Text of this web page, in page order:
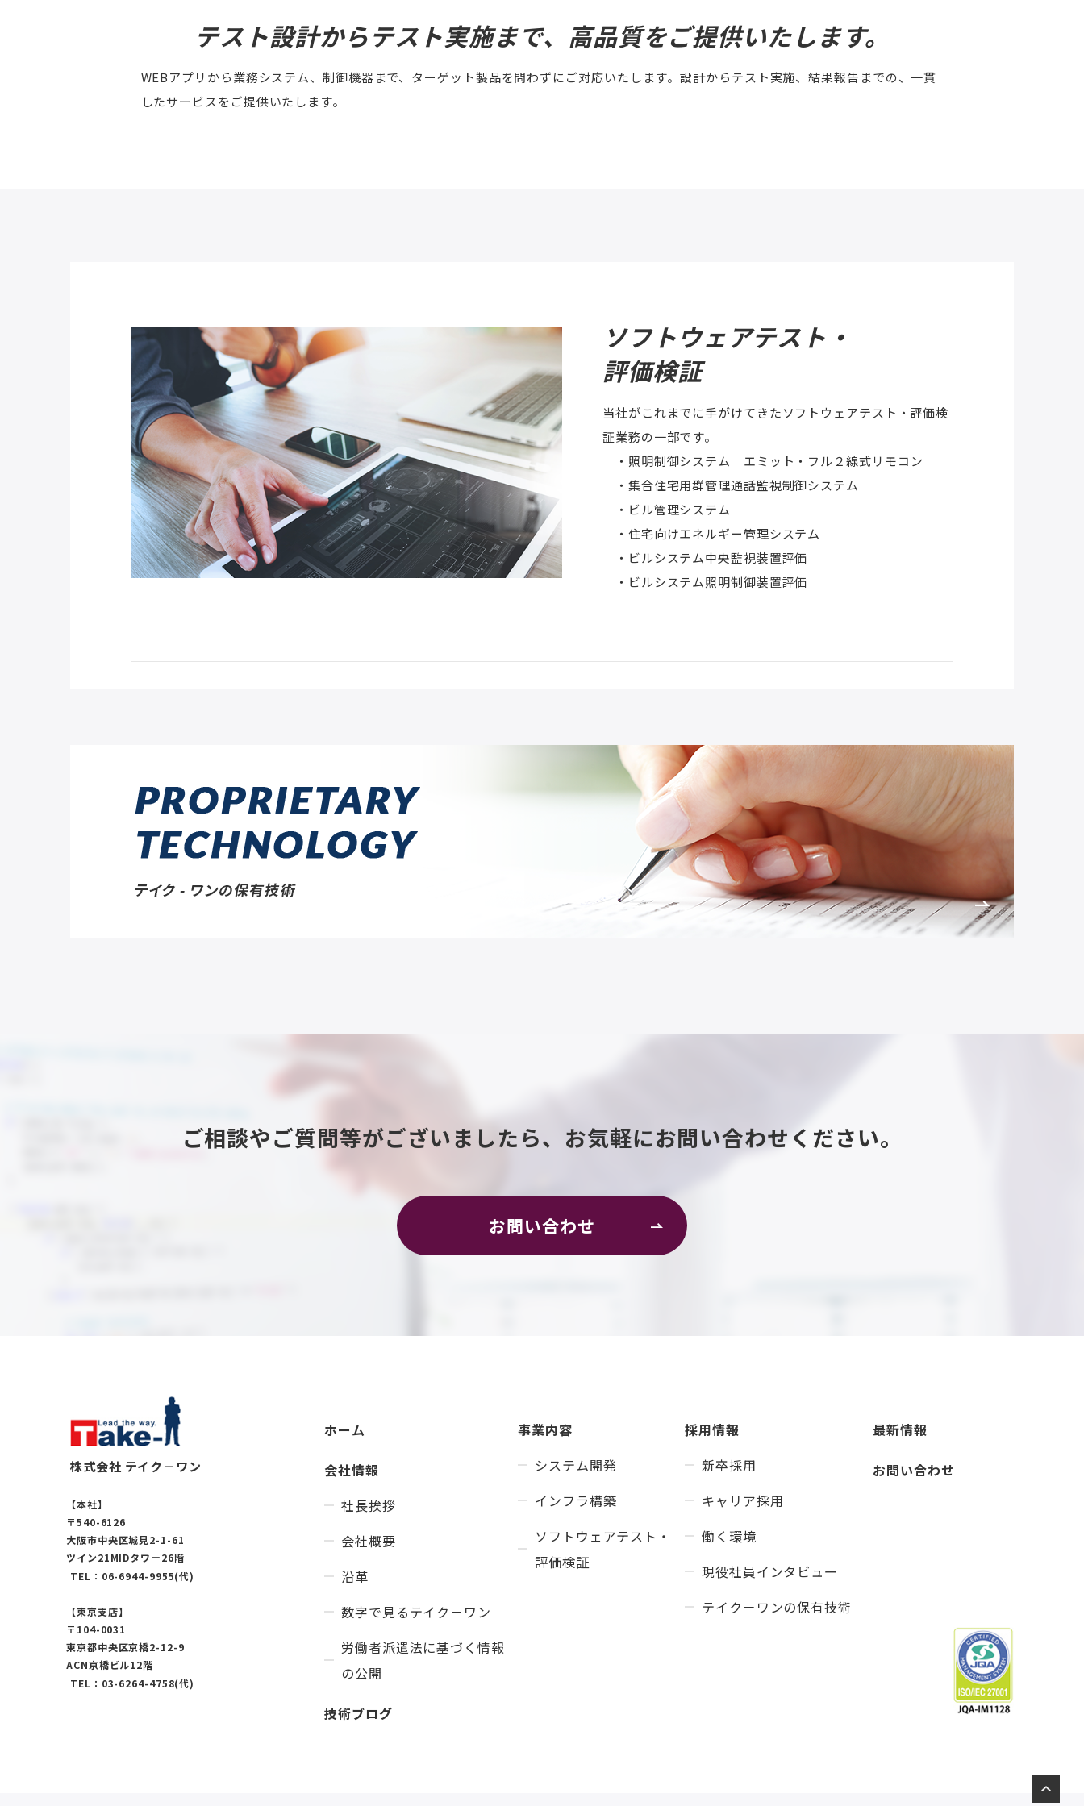
テスト設計からテスト実施まで、 高品質をご提供いたします。
WEBアプリから業務システム、制御機器まで、ターゲット製品を問わずにご対応いたします。設計からテスト実施、結果報告までの、一貫
したサービスをご提供いたします。
ソフトウェアテスト・
評価検証
当社がこれまでに手がけてきたソフトウェアテスト・評価検
証業務の一部です。
・照明制御システム エミット・フル２線式リモコン
・集合住宅用群管理通話監視制御システム
・ビル管理システム
・住宅向けエネルギー管理システム
・ビルシステム中央監視装置評価
・ビルシステム照明制御装置評価
↑
ご相談やご質問等がございましたら、 お気軽にお問い合わせください。
お問い合わせ
株式会社 テイク－ワン
【本社】
〒540-6126
大阪市中央区城見2-1-61
ツイン21MIDタワー26階
TEL：06-6944-9955(代)
【東京支店】
〒104-0031
東京都中央区京橋2-12-9
ACN京橋ビル12階
TEL：03-6264-4758(代)
ホーム
会社情報
社長挨拶
会社概要
沿革
数字で見るテイク－ワン
労働者派遣法に基づく情報
の公開
事業内容
システム開発
インフラ構築
ソフトウェアテスト・
評価検証
採用情報
新卒採用
キャリア採用
働く環境
現役社員インタビュー
テイク－ワンの保有技術
最新情報
お問い合わせ
技術ブログ